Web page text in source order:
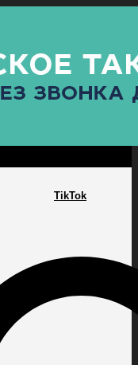
TikTok
ПРОКУРАТУРАСПОРТ